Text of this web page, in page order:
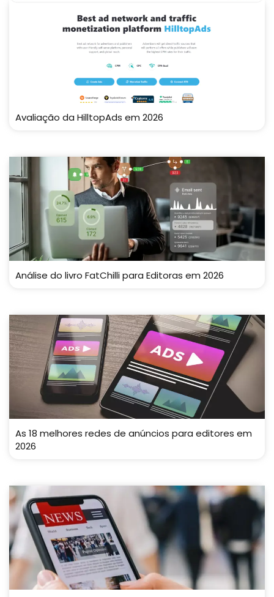
Avaliação da HilltopAds em 2026
Análise do livro FatChilli para Editoras em 2026
As 18 melhores redes de anúncios para editores em
2026